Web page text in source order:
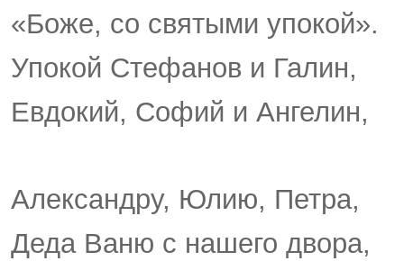
«Боже, со святыми упокой».
Упокой Стефанов и Галин,
Евдокий, Софий и Ангелин,
Александру, Юлию, Петра,
Деда Ваню с нашего двора,